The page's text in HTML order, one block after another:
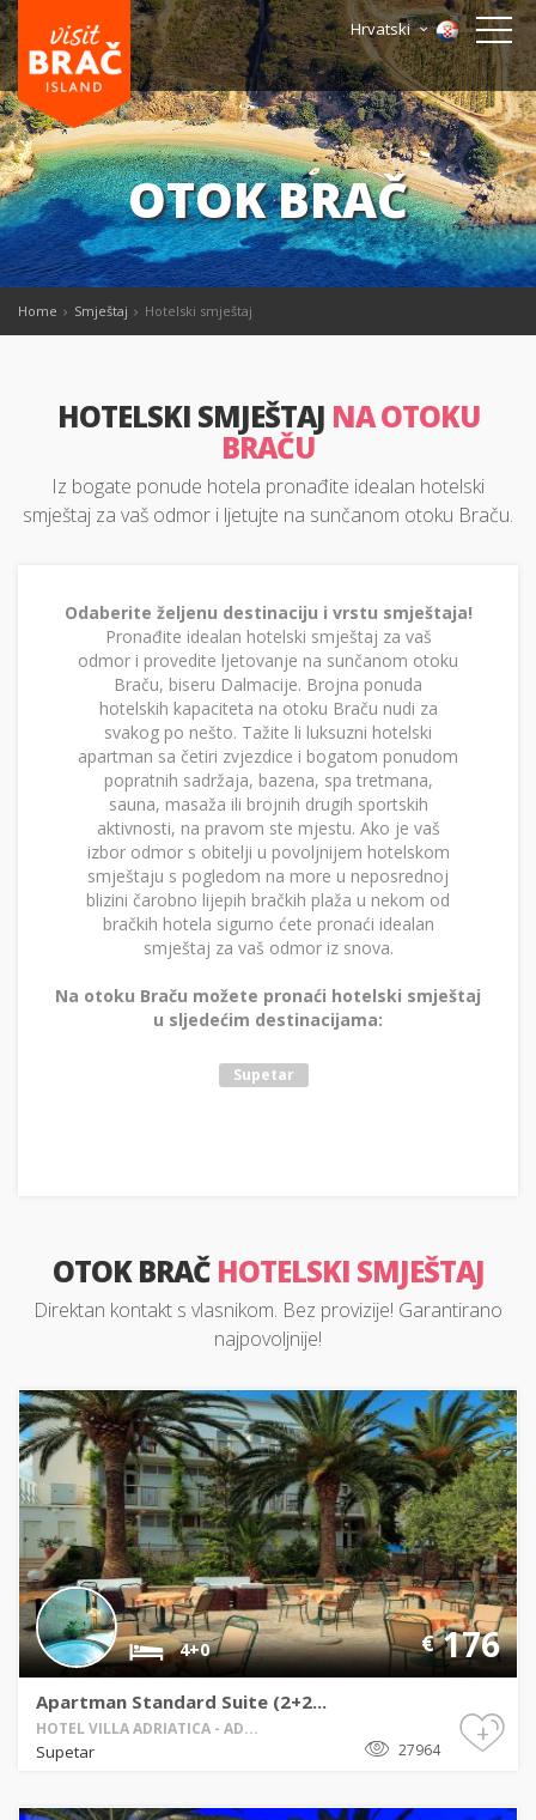
Hrvatski
OTOK BRAČ
Home Smještaj Hotelski smještaj
HOTELSKI SMJEŠTAJ NA OTOKU
BRAČU
Iz bogate ponude hotela pronađite idealan hotelski
smještaj za vaš odmor i ljetujte na sunčanom otoku Braču.
Odaberite željenu destinaciju i vrstu smještaja!
Pronađite idealan hotelski smještaj za vaš
odmor i provedite ljetovanje na sunčanom otoku
Braču, biseru Dalmacije. Brojna ponuda
hotelskih kapaciteta na otoku Braču nudi za
svakog po nešto. Tažite li luksuzni hotelski
apartman sa četiri zvjezdice i bogatom ponudom
popratnih sadržaja, bazena, spa tretmana,
sauna, masaža ili brojnih drugih sportskih
aktivnosti, na pravom ste mjestu. Ako je vaš
izbor odmor s obitelji u povoljnijem hotelskom
smještaju s pogledom na more u neposrednoj
blizini čarobno lijepih bračkih plaža u nekom od
bračkih hotela sigurno ćete pronaći idealan
smještaj za vaš odmor iz snova.
Na otoku Braču možete pronaći hotelski smještaj
u sljedećim destinacijama:
Supetar
OTOK BRAČ HOTELSKI SMJEŠTAJ
Direktan kontakt s vlasnikom. Bez provizije! Garantirano
najpovoljnije!
4+0 €176
Apartman Standard Suite (2+2...
HOTEL VILLA ADRIATICA - AD...
27964
Supetar
+